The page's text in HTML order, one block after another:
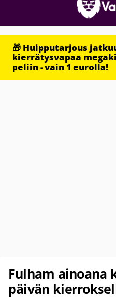
🎁 Huipputarjous
kierrätysvapaa
peliin - vain 1 eurolla!
Fulham ainoana
päivän